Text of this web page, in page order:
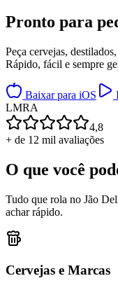
Pronto para
Peça cervejas,
Rápido, fácil e sempre
Baixar para iOS
LMRA
4,8
+ de 12 mil avaliações
O que você
Tudo que rola no Jão
achar rápido.
Cervejas e Marcas